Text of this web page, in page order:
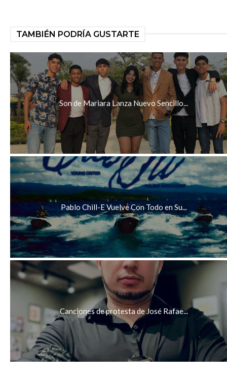
TAMBIÉN PODRÍA GUSTARTE
Son de Mariara Lanza Nuevo Sencillo...
Pablo Chill-E Vuelve Con Todo en Su...
Canciones de protesta de José Rafae...